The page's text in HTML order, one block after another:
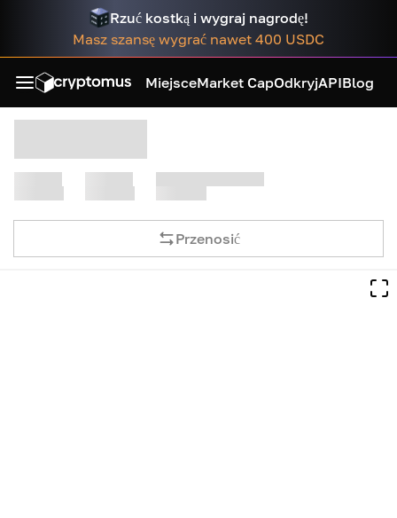
Rzuć kostką i wygraj nagrodę!
Masz szansę wygrać nawet 400 USDC
MiejsceMarket CapOdkryjAPIBlog
Przenosić